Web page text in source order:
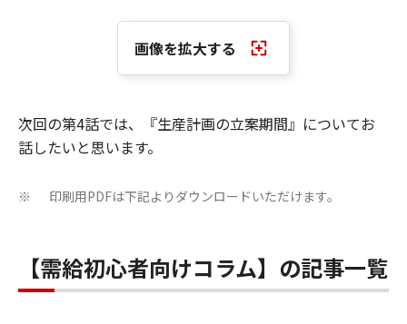
画像を拡大する
次回の第4話では、『生産計画の立案期間』についてお
話したいと思います。
※ 印刷用PDFは下記よりダウンロードいただけます。
【需給初心者向けコラム】の記事一覧